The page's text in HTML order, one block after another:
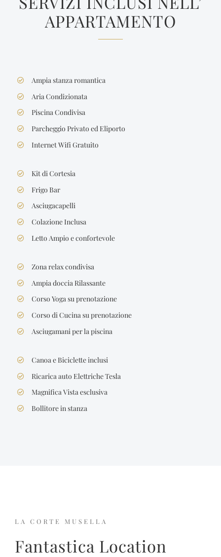
APPARTAMENTO
Ampia stanza romantica
Aria Condizionata
Piscina Condivisa
Parcheggio Privato ed Eliporto
Internet Wifi Gratuito
Kit di Cortesia
Frigo Bar
Asciugacapelli
Colazione Inclusa
Letto Ampio e confortevole
Zona relax condivisa
Ampia doccia Rilassante
Corso Yoga su prenotazione
Corso di Cucina su prenotazione
Asciugamani per la piscina
Canoa e Biciclette inclusi
Ricarica auto Elettriche Tesla
Magnifica Vista esclusiva
Bollitore in stanza
LA CORTE MUSELLA
Fantastica Location